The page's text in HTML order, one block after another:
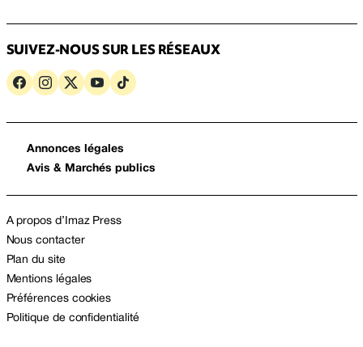
SUIVEZ-NOUS SUR LES RÉSEAUX
Annonces légales
Avis & Marchés publics
A propos d’Imaz Press
Nous contacter
Plan du site
Mentions légales
Préférences cookies
Politique de confidentialité